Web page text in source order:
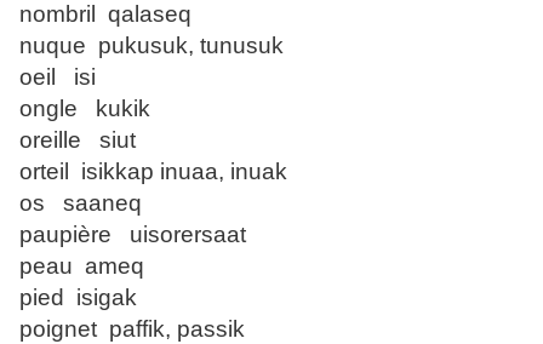
nombril qalaseq
nuque pukusuk, tunusuk
oeil isi
ongle kukik
oreille siut
orteil isikkap inuaa, inuak
os saaneq
paupière uisorersaat
peau ameq
pied isigak
poignet paffik, passik